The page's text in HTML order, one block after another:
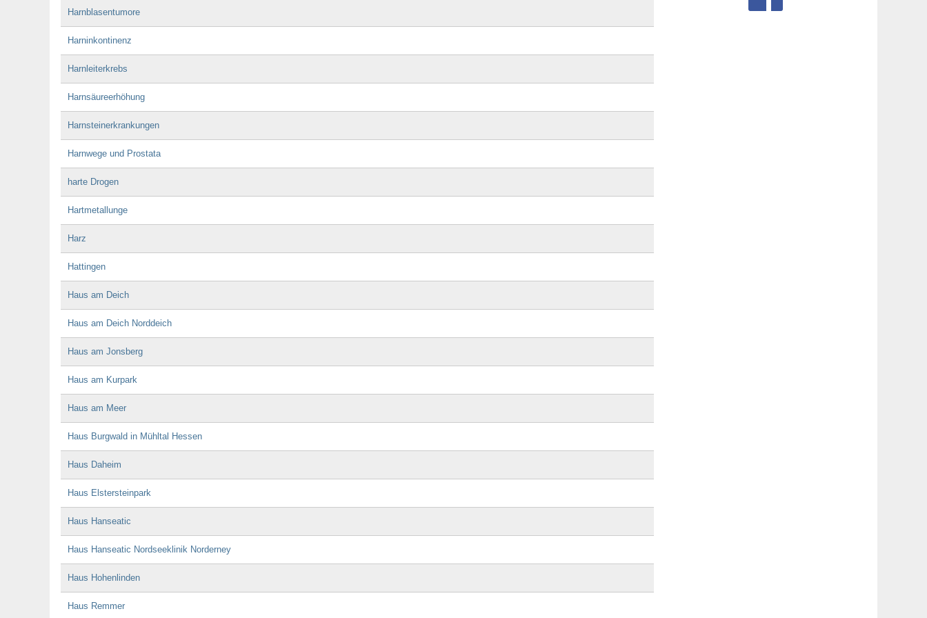
Harnblasentumore
Harninkontinenz
Harnleiterkrebs
Harnsäureerhöhung
Harnsteinerkrankungen
Harnwege und Prostata
harte Drogen
Hartmetallunge
Harz
Hattingen
Haus am Deich
Haus am Deich Norddeich
Haus am Jonsberg
Haus am Kurpark
Haus am Meer
Haus Burgwald in Mühltal Hessen
Haus Daheim
Haus Elstersteinpark
Haus Hanseatic
Haus Hanseatic Nordseeklinik Norderney
Haus Hohenlinden
Haus Remmer